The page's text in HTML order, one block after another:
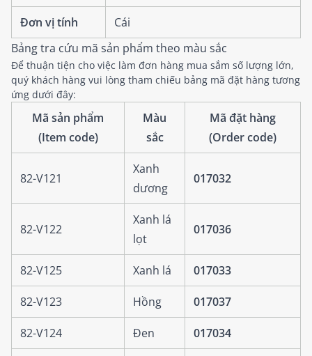
Đơn vị tính
Cái
Bảng tra cứu mã sản phẩm theo màu sắc
Để thuận tiện cho việc làm đơn hàng mua sắm số lượng lớn,
quý khách hàng vui lòng tham chiếu bảng mã đặt hàng tương
ứng dưới đây:
Mã sản phẩm
(Item code)
Màu
sắc
Mã đặt hàng
(Order code)
82-V121
Xanh
dương
017032
82-V122
Xanh lá
lọt
017036
82-V125 Xanh lá 017033
82-V123 Hồng 017037
82-V124 Đen 017034